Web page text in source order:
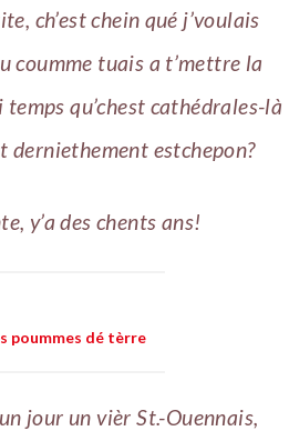
ch’est chein qué j’voulais
coumme tuais a t’mettre la
qu’chest cathédrales-là
derniethement estchepon?
y’a des chents ans!
poummes dé tèrre
jour un vièr St.-Ouennais,